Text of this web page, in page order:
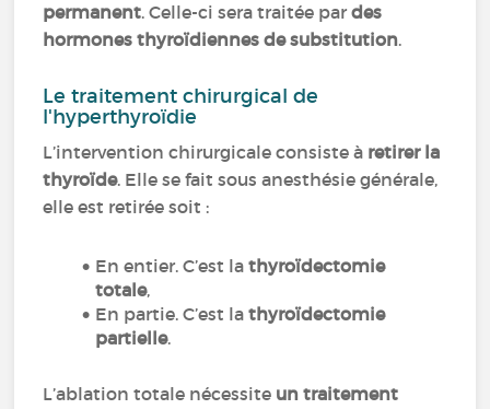
permanent. Celle-ci sera traitée pardes
hormones thyroïdiennes de substitution.
Le traitement chirurgical de
l'hyperthyroïdie
L’intervention chirurgicale consiste à retirer la
thyroïde. Elle se fait sous anesthésie générale,
elle est retirée soit :
En entier. C’est lathyroïdectomie
totale,
En partie. C’est lathyroïdectomie
partielle.
L’ablation totale nécessite un traitement